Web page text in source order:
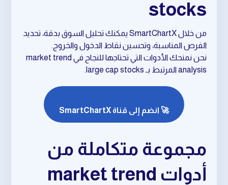
stocks
من خلال SmartChartX يمكنك تحليل السوق بدقة، تحديد
الفرص المناسبة، وتحسين نقاط الدخول والخروج.
نحن نمنحك الأدوات التي تحتاجها للنجاح في market trend
analysis المرتبط بـ large cap stocks.
🚀 انضم إلى قناة SmartChartX
مجموعة متكاملة من
أدوات market trend